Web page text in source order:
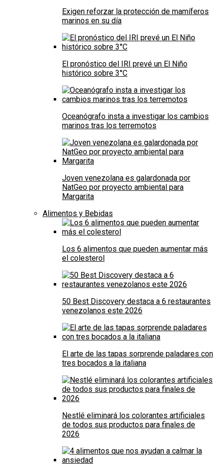
Exigen reforzar la protección de mamíferos
marinos en su día
El pronóstico del IRI prevé un El Niño
histórico sobre 3°C
Oceanógrafo insta a investigar los cambios
marinos tras los terremotos
Joven venezolana es galardonada por
NatGeo por proyecto ambiental para
Margarita
Alimentos y Bebidas
Los 6 alimentos que pueden aumentar más
el colesterol
50 Best Discovery destaca a 6 restaurantes
venezolanos este 2026
El arte de las tapas sorprende paladares con
tres bocados a la italiana
Nestlé eliminará los colorantes artificiales
de todos sus productos para finales de
2026